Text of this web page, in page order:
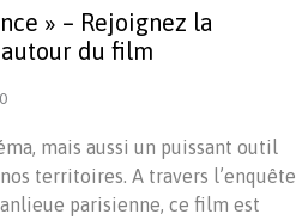
» – Rejoignez la
du film
mais aussi un puissant outil
territoires. A travers l’enquête
parisienne, ce film est